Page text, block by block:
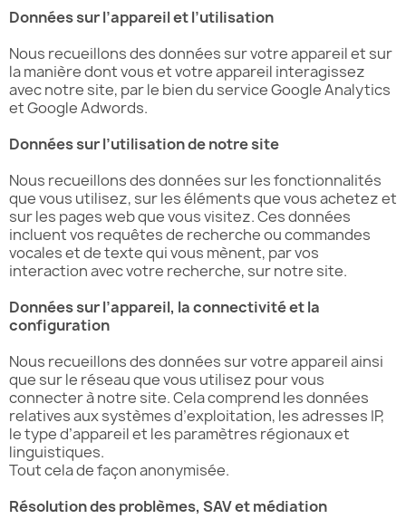
Données sur l’appareil et l’utilisation
Nous recueillons des données sur votre appareil et sur
la manière dont vous et votre appareil interagissez
avec notre site, par le bien du service Google Analytics
et Google Adwords.
Données sur l’utilisation de notre site
Nous recueillons des données sur les fonctionnalités
que vous utilisez, sur les éléments que vous achetez et
sur les pages web que vous visitez. Ces données
incluent vos requêtes de recherche ou commandes
vocales et de texte qui vous mènent, par vos
interaction avec votre recherche, sur notre site.
Données sur l’appareil, la connectivité et la
configuration
Nous recueillons des données sur votre appareil ainsi
que sur le réseau que vous utilisez pour vous
connecter à notre site. Cela comprend les données
relatives aux systèmes d’exploitation, les adresses IP,
le type d’appareil et les paramètres régionaux et
linguistiques.
Tout cela de façon anonymisée.
Résolution des problèmes, SAV et médiation